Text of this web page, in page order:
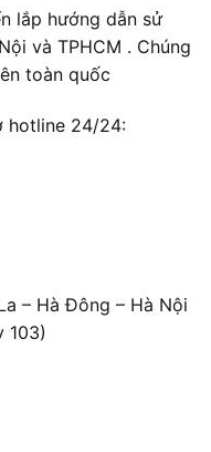
lắp hướng dẫn sử
và TPHCM . Chúng
toàn quốc
hotline 24/24:
– Hà Đông – Hà Nội
103)